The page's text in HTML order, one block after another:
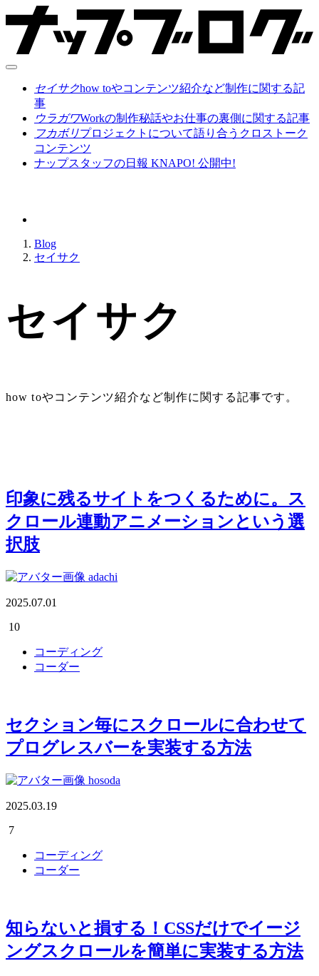
セイサクhow toやコンテンツ紹介など制作に関する記
事
ウラガワWorkの制作秘話やお仕事の裏側に関する記事
フカボリプロジェクトについて語り合うクロストーク
コンテンツ
ナップスタッフの日報 KNAPO! 公開中!
Blog
セイサク
セイサク
how toやコンテンツ紹介など制作に関する記事です。
印象に残るサイトをつくるために。ス
クロール連動アニメーションという選
択肢
adachi
2025.07.01
10
コーディング
コーダー
セクション毎にスクロールに合わせて
プログレスバーを実装する方法
hosoda
2025.03.19
7
コーディング
コーダー
知らないと損する！CSSだけでイージ
ングスクロールを簡単に実装する方法